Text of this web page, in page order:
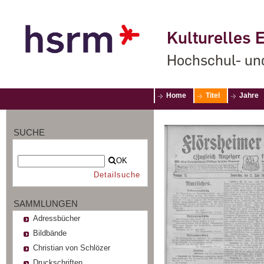
Kulturelles
Hochschul-
Home Titel Jahre
SUCHE
OK
Detailsuche
SAMMLUNGEN
Adressbücher
Bildbände
Christian von Schlözer
Druckschriften